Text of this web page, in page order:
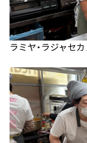
ラミヤ・ラジャセカ